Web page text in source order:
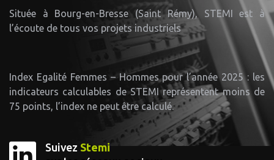
Située à Bourg-en-Bresse (Saint Rémy), STEMI est à
l’écoute de tous vos projets industriels
Index Egalité Femmes – Hommes pour l’année 2025 : les
indicateurs calculables de STEMI représentent moins de
75 points, l’index ne peut être calculé.
Suivez Stemi